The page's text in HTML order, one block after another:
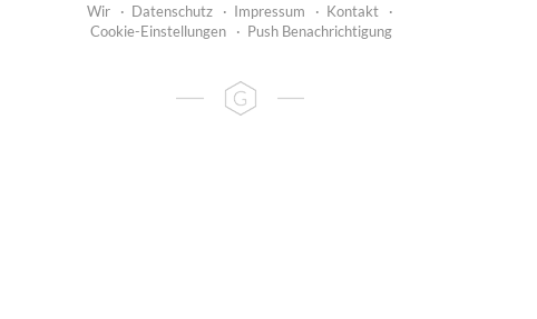
Wir · Datenschutz · Impressum · Kontakt
·
Cookie-Einstellungen
· Push Benachrichtigung